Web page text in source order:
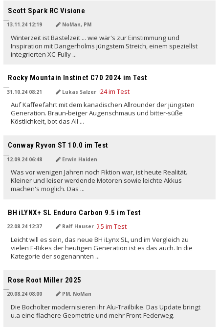
Scott Spark RC Visione
13.11.24 12:19 NoMan, PM
Winterzeit ist Bastelzeit ... wie wär's zur Einstimmung und
Inspiration mit Dangerholms jüngstem Streich, einem speziellst
integrierten XC-Fully ...
Rocky Mountain Instinct C70 2024 im Test
31.10.24 08:21 Lukas Salzer
Auf Kaffeefahrt mit dem kanadischen Allrounder der jüngsten
Generation. Braun-beiger Augenschmaus und bitter-süße
Köstlichkeit, bot das All ...
Conway Ryvon ST 10.0 im Test
12.09.24 06:48 Erwin Haiden
Was vor wenigen Jahren noch Fiktion war, ist heute Realität.
Kleiner und leiser werdende Motoren sowie leichte Akkus
machen's möglich. Das ...
BH iLYNX+ SL Enduro Carbon 9.5 im Test
22.08.24 12:37 Ralf Hauser
Leicht will es sein, das neue BH iLynx SL, und im Vergleich zu
vielen E-Bikes der heutigen Generation ist es das auch. In die
Kategorie der sogenannten ...
Rose Root Miller 2025
20.08.24 08:00 PM, NoMan
Die Bocholter modernisieren ihr Alu-Trailbike. Das Update bringt
u.a eine flachere Geometrie und mehr Front-Federweg.